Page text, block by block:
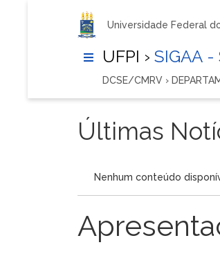
Universidade Federal
UFPI › SIGAA
DCSE/CMRV ›
Últimas
Nenhum conteúdo